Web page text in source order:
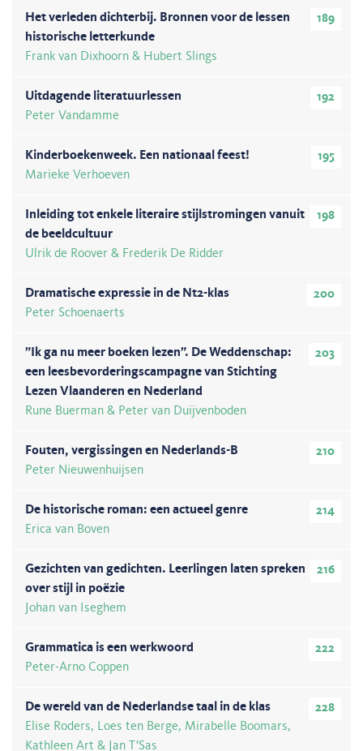
189
Het verleden dichterbij. Bronnen voor de lessen
historische letterkunde
Frank van Dixhoorn & Hubert Slings
192
Uitdagende literatuurlessen
Peter Vandamme
195
Kinderboekenweek. Een nationaal feest!
Marieke Verhoeven
198
Inleiding tot enkele literaire stijlstromingen vanuit
de beeldcultuur
Ulrik de Roover & Frederik De Ridder
200
Dramatische expressie in de Nt2-klas
Peter Schoenaerts
203
”Ik ga nu meer boeken lezen”. De Weddenschap:
een leesbevorderingscampagne van Stichting
Lezen Vlaanderen en Nederland
Rune Buerman & Peter van Duijvenboden
210
Fouten, vergissingen en Nederlands-B
Peter Nieuwenhuijsen
214
De historische roman: een actueel genre
Erica van Boven
216
Gezichten van gedichten. Leerlingen laten spreken
over stijl in poëzie
Johan van Iseghem
222
Grammatica is een werkwoord
Peter-Arno Coppen
228
De wereld van de Nederlandse taal in de klas
Elise Roders, Loes ten Berge, Mirabelle Boomars,
Kathleen Art & Jan T'Sas